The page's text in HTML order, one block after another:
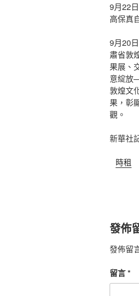
9月22
高保真
9月20
肅省敦
果展、
意綻
敦煌文
果，彰
觀。
新華社
時租
發佈
發佈留
留言*